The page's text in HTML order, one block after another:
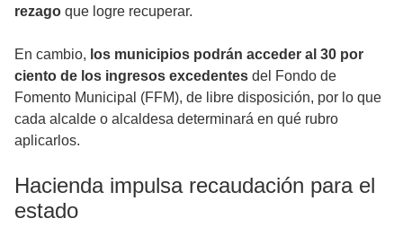
rezago que logre recuperar.
En cambio, los municipios podrán acceder al 30 por
ciento de los ingresos excedentes del Fondo de
Fomento Municipal (FFM), de libre disposición, por lo que
cada alcalde o alcaldesa determinará en qué rubro
aplicarlos.
Hacienda impulsa recaudación para el
estado